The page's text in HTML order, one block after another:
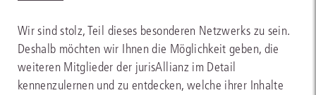
Wir sind stolz, Teil dieses besonderen Netzwerks zu sein.
Deshalb möchten wir Ihnen die Möglichkeit geben, die
weiteren Mitglieder der jurisAllianz im Detail
kennenzulernen und zu entdecken, welche ihrer Inhalte